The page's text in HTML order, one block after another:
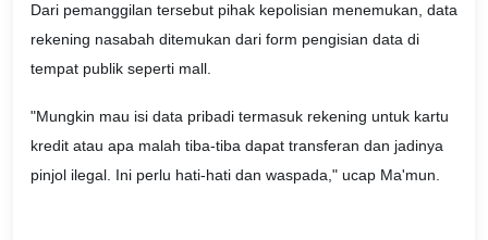
Dari pemanggilan tersebut pihak kepolisian menemukan, data
rekening nasabah ditemukan dari form pengisian data di
tempat publik seperti mall.
"Mungkin mau isi data pribadi termasuk rekening untuk kartu
kredit atau apa malah tiba-tiba dapat transferan dan jadinya
pinjol ilegal. Ini perlu hati-hati dan waspada," ucap Ma'mun.